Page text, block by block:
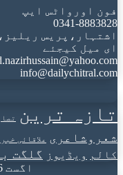
فون اورواٹس ایپ
0341-8883828
اشتہار،پریس
ای میل کیجئے
info@dailychitral.com
تازہ ترین
شعروشاعری علاقائی
کالم ویڈیوز گلگت
اگست 2026